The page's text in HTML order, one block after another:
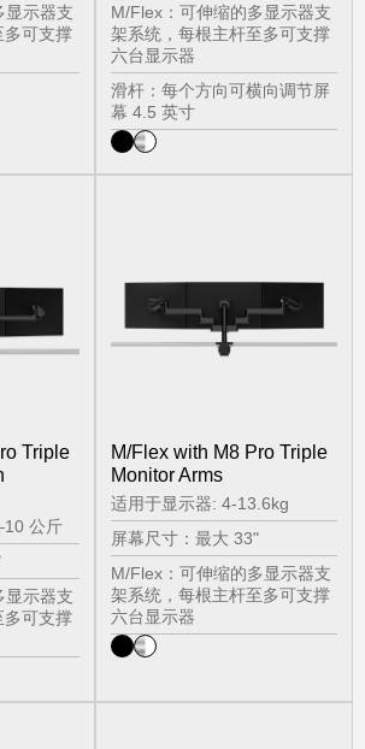
显示器支
多可支撑
M/Flex：可伸缩的多显示器支
架系统，每根主杆至多可支撑
六台显示器
滑杆：每个方向可横向调节屏
幕 4.5 英寸
Triple
公斤
显示器支
多可支撑
M/Flex with M8 Pro Triple
Monitor Arms
适用于显示器: 4-13.6kg
屏幕尺寸：最大 33"
M/Flex：可伸缩的多显示器支
架系统，每根主杆至多可支撑
六台显示器